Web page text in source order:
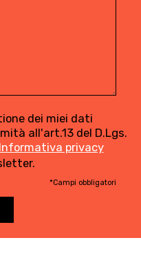
dei miei dati
all'art.13 del D.Lgs.
Informativa privacy
*Campi obbligatori